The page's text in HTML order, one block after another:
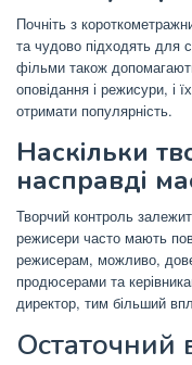
Почніть з
та чудово підходять для
фільми також
оповідання і режисури,
отримати популярність.
Наскільки
насправді
Творчий контроль
режисери часто мають
режисерам, можливо,
продюсерами та
директор, тим більший
Остаточний